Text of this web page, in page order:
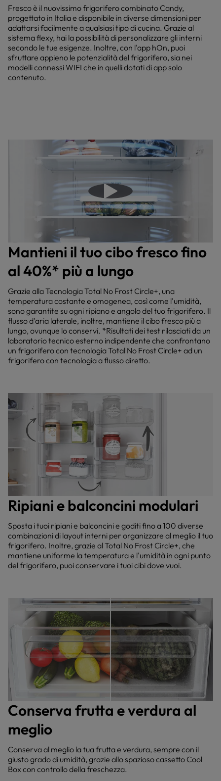
Fresco è il nuovissimo frigorifero combinato Candy,
progettato in Italia e disponibile in diverse dimensioni per
adattarsi facilmente a qualsiasi tipo di cucina. Grazie al
sistema flexy, hai la possibilità di personalizzare gli interni
secondo le tue esigenze. Inoltre, con l'app hOn, puoi
sfruttare appieno le potenzialità del frigorifero, sia nei
modelli connessi WIFI che in quelli dotati di app solo
contenuto.
Riproduci il video
Mantieni il tuo cibo fresco fino
al 40%* più a lungo
Grazie alla Tecnologia Total No Frost Circle+, una
temperatura costante e omogenea, così come l'umidità,
sono garantite su ogni ripiano e angolo del tuo frigorifero. Il
flusso d'aria laterale, inoltre, mantiene il cibo fresco più a
lungo, ovunque lo conservi. *Risultati dei test rilasciati da un
laboratorio tecnico esterno indipendente che confrontano
un frigorifero con tecnologia Total No Frost Circle+ ad un
frigorifero con tecnologia a flusso diretto.
Ripiani e balconcini modulari
Sposta i tuoi ripiani e balconcini e goditi fino a 100 diverse
combinazioni di layout interni per organizzare al meglio il tuo
frigorifero. Inoltre, grazie al Total No Frost Circle+, che
mantiene uniforme la temperatura e l'umidità in ogni punto
del frigorifero, puoi conservare i tuoi cibi dove vuoi.
Conserva frutta e verdura al
meglio
Conserva al meglio la tua frutta e verdura, sempre con il
giusto grado di umidità, grazie allo spazioso cassetto Cool
Box con controllo della freschezza.